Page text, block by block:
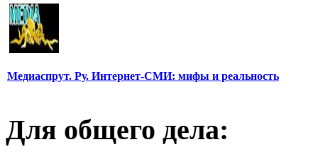
Медиаспрут. Ру. Интернет-СМИ: мифы и реальность
Для общего дела: